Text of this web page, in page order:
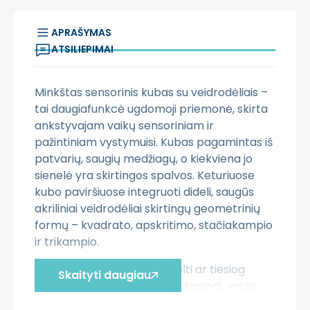
APRAŠYMAS
ATSILIEPIMAI
Minkštas sensorinis kubas su veidrodėliais –
tai daugiafunkcė ugdomoji priemonė, skirta
ankstyvajam vaikų sensoriniam ir
pažintiniam vystymuisi. Kubas pagamintas iš
patvarių, saugių medžiagų, o kiekviena jo
sienelė yra skirtingos spalvos. Keturiuose
kubo paviršiuose integruoti dideli, saugūs
akriliniai veidrodėliai skirtingų geometrinių
formų – kvadrato, apskritimo, stačiakampio
ir trikampio.
Vaikai gali ridenti, stumti, kelti ar tiesiog
tyrinėti kubą, stebėti savo atspindį, veido
Skaityti daugiau